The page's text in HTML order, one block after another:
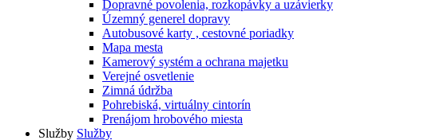
Dopravné povolenia, rozkopávky a uzávierky
Územný generel dopravy
Autobusové karty , cestovné poriadky
Mapa mesta
Kamerový systém a ochrana majetku
Verejné osvetlenie
Zimná údržba
Pohrebiská, virtuálny cintorín
Prenájom hrobového miesta
Služby Služby